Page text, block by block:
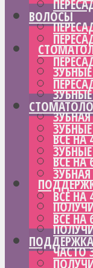
ВСЕ НА
ВСЕ НА
ЧАСТО
ВОЛОСЫ
ВСЕ НА
ВСЕ НА
ПОДДЕРЖКА